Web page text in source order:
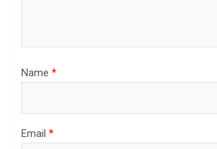
Name *
Email *